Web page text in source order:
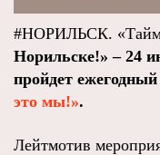
#НОРИЛЬСК.
Норильске!» – 24
пройдет
это мы!».
Лейтмотив